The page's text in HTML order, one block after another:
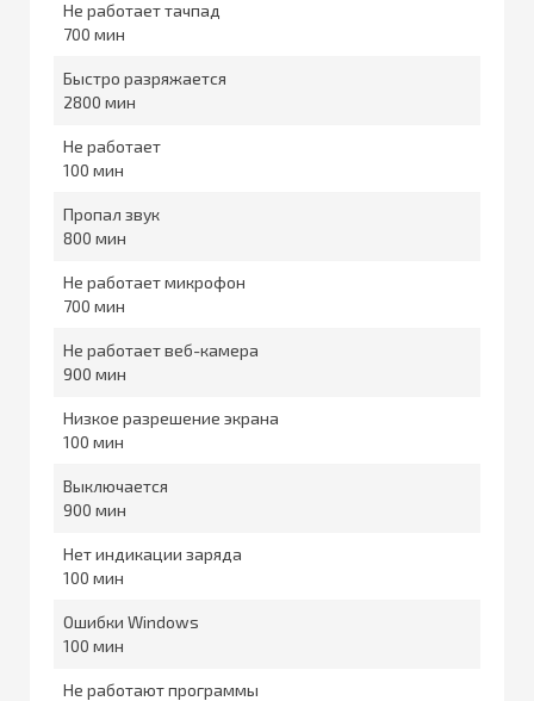
Не работает тачпад
700
Быстро разряжается
2800
Не работает
100
Пропал звук
800
Не работает микрофон
700
Не работает веб-камера
900
Низкое разрешение экрана
100
Выключается
900
Нет индикации заряда
100
Ошибки Windows
100
Не работают программы